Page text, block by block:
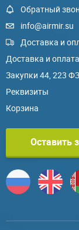
Обратный
info@airmir.su
Доставка и
Доставка и оплата
Закупки 44, 223 ФЗ
Реквизиты
Корзина
Оставить